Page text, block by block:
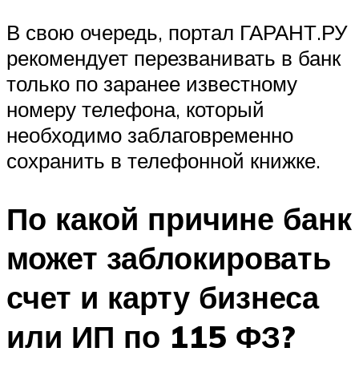
В свою очередь, портал ГАРАНТ.РУ
рекомендует перезванивать в банк
только по заранее известному
номеру телефона, который
необходимо заблаговременно
сохранить в телефонной книжке.
По какой причине банк
может заблокировать
счет и карту бизнеса
или ИП по 115 ФЗ?